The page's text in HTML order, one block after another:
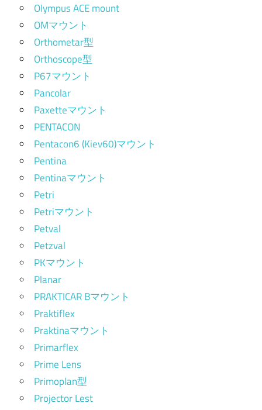
Olympus ACE mount
OMマウント
Orthometar型
Orthoscope型
P67マウント
Pancolar
Paxetteマウント
PENTACON
Pentacon6 (Kiev60)マウント
Pentina
Pentinaマウント
Petri
Petriマウント
Petval
Petzval
PKマウント
Planar
PRAKTICAR Bマウント
Praktiflex
Praktinaマウント
Primarflex
Prime Lens
Primoplan型
Projector Lest